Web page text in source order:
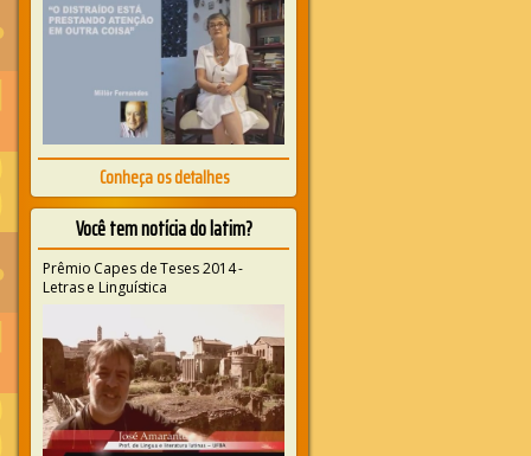
Conheça os detalhes
Você tem notícia do latim?
Prêmio Capes de Teses 2014 -
Letras e Linguística